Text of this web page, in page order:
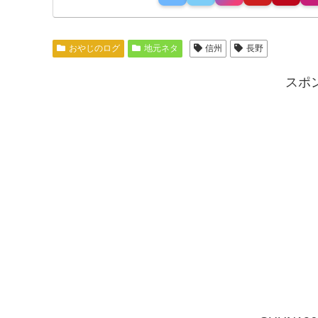
おやじのログ 地元ネタ 信州 長野
スポ